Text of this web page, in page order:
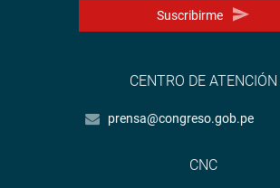
Suscribirme
CENTRO DE ATENCIÓN
prensa@congreso.gob.pe
CNC